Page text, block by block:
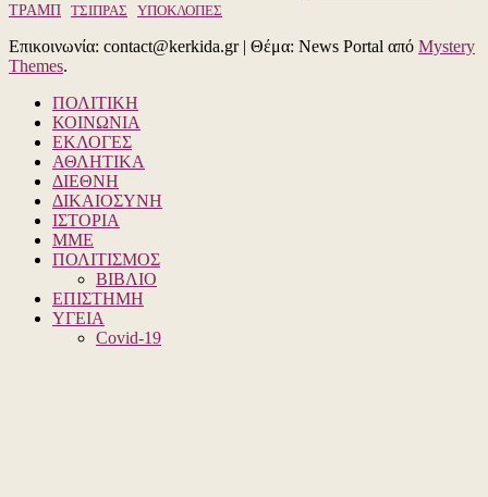
ΤΡΑΜΠ ΤΣΙΠΡΑΣ ΥΠΟΚΛΟΠΕΣ
Επικοινωνία: contact@kerkida.gr | Θέμα: News Portal από Mystery
Themes.
ΠΟΛΙΤΙΚΗ
ΚΟΙΝΩΝΙΑ
ΕΚΛΟΓΕΣ
ΑΘΛΗΤΙΚΑ
ΔΙΕΘΝΗ
ΔΙΚΑΙΟΣΥΝΗ
ΙΣΤΟΡΙΑ
ΜΜΕ
ΠΟΛΙΤΙΣΜΟΣ
ΒΙΒΛΙΟ
ΕΠΙΣΤΗΜΗ
ΥΓΕΙΑ
Covid-19